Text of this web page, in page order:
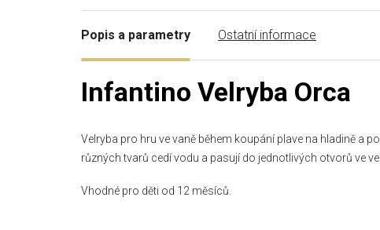
Popis a parametry Ostatní informace
Infantino Velryba Orca
Velryba pro hru ve vaně během koupání plave na hladině a
různých tvarů cedí vodu a pasují do jednotlivých otvorů ve
Vhodné pro děti od 12 měsíců.